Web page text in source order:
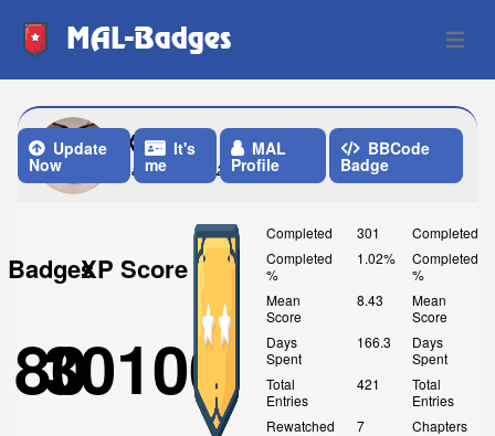
MAL-Badges Open
Xsotaku
Last Update: 2 Months ago
Update
Now
It's
me
MAL
Profile
BBCode
Badge
Badges
80
XP Score
30100
Completed
301
Completed
%
1.02%
Mean
Score
8.43
Days
Spent
166.3
Total
Entries
421
Rewatched
7
Completed
Completed
%
Mean
Score
Days
Spent
Total
Entries
Chapters